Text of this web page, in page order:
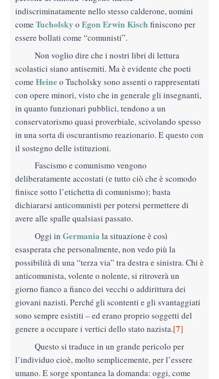
indiscriminatamente nello stesso calderone, uomini
come Tucholsky o Egon Erwin Kisch finiscono per
essere bollati come “comunisti”.
Non voglio dire che i nostri libri di lettura
scolastici siano antisemiti. Ma è evidente che poeti
come Heine o Tucholsky sono assenti o rappresentati
con opere minori, visto che in generale gli insegnanti,
in quanto funzionari pubblici, tendono a un
conservatorismo quasi proverbiale, scivolando spesso
in una sorta di oscurantismo reazionario. E questo con
il sostegno delle istituzioni.
Fascismo e comunismo vengono
deliberatamente accostati (e tutto ciò che è scomodo
finisce sotto l’etichetta di comunismo); basta
dichiararsi anticomunisti per potersi permettere di
avere alle spalle qualsiasi passato.
Oggi in Germania la situazione è così
esasperata che personalmente, non vedo più la
possibilità di una “terza via” tra destra e sinistra. Chi è
anticomunista, volente o nolente, si ritroverà un
giorno fianco a fianco dei vecchi o addirittura dei
giovani nazisti. Perché gli scontenti e gli svantaggiati
sono sempre esistiti – ed erano proprio soggetti del
genere a occupare i vertici dello stato nazista.[7]
Questo si traduce in un grande pericolo per
l’individuo cioè, molto semplicemente, per l’essere
umano. E sorge spontanea la domanda: oggi, come